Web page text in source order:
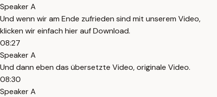
Speaker A
Und wenn wir am Ende zufrieden sind mit unserem Video,
klicken wir einfach hier auf Download.
08:27
Speaker A
Und dann eben das übersetzte Video, originale Video.
08:30
Speaker A